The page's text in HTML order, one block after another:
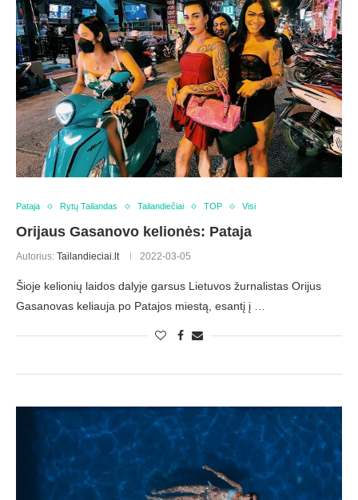
Pataja Rytų Tailandas Tailandiečiai TOP Visi
Orijaus Gasanovo kelionės: Pataja
Autorius: Tailandieciai.lt 2022-03-05
Šioje kelionių laidos dalyje garsus Lietuvos žurnalistas Orijus
Gasanovas keliauja po Patajos miestą, esantį į …